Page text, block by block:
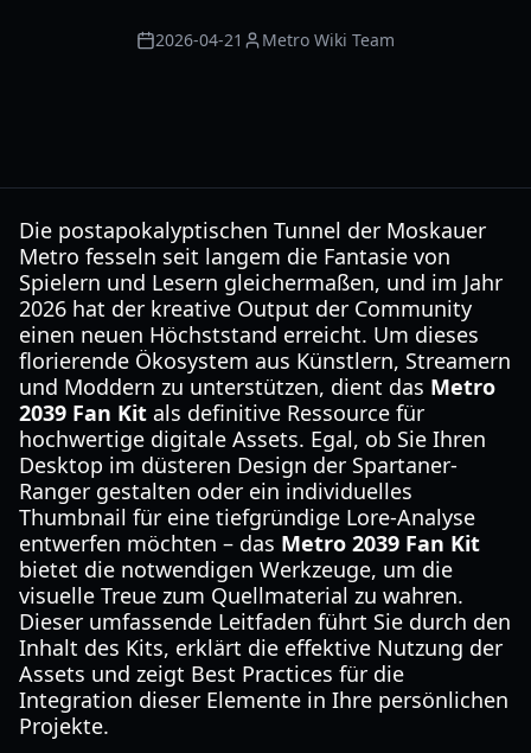
2026-04-21 Metro Wiki Team
Die postapokalyptischen Tunnel der Moskauer
Metro fesseln seit langem die Fantasie von
Spielern und Lesern gleichermaßen, und im Jahr
2026 hat der kreative Output der Community
einen neuen Höchststand erreicht. Um dieses
florierende Ökosystem aus Künstlern, Streamern
und Moddern zu unterstützen, dient das Metro
2039 Fan Kit als definitive Ressource für
hochwertige digitale Assets. Egal, ob Sie Ihren
Desktop im düsteren Design der Spartaner-
Ranger gestalten oder ein individuelles
Thumbnail für eine tiefgründige Lore-Analyse
entwerfen möchten – das Metro 2039 Fan Kit
bietet die notwendigen Werkzeuge, um die
visuelle Treue zum Quellmaterial zu wahren.
Dieser umfassende Leitfaden führt Sie durch den
Inhalt des Kits, erklärt die effektive Nutzung der
Assets und zeigt Best Practices für die
Integration dieser Elemente in Ihre persönlichen
Projekte.